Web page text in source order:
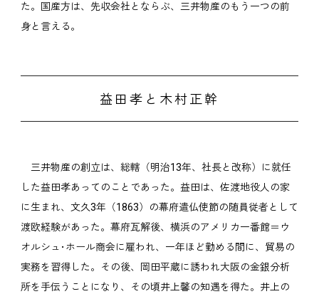
た。国産方は、先収会社とならぶ、三井物産のもう一つの前
身と言える。
益田孝と木村正幹
三井物産の創立は、総轄（明治13年、社長と改称）に就任
した益田孝あってのことであった。益田は、佐渡地役人の家
に生まれ、文久3年（1863）の幕府遣仏使節の随員従者として
渡欧経験があった。幕府瓦解後、横浜のアメリカ一番館＝ウ
オルシュ･ホール商会に雇われ、一年ほど勤める間に、貿易の
実務を習得した。その後、岡田平蔵に誘われ大阪の金銀分析
所を手伝うことになり、その頃井上馨の知遇を得た。井上の